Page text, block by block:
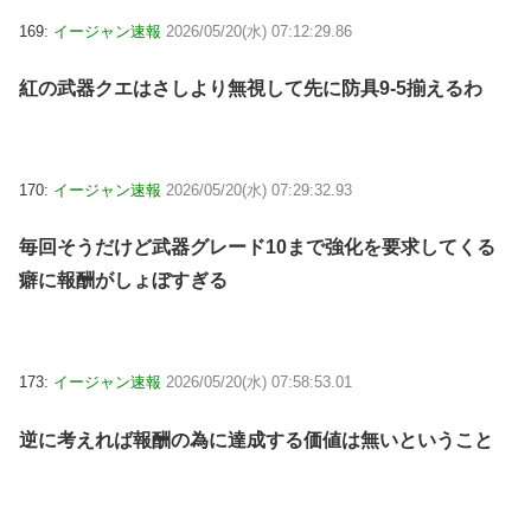
169: イージャン速報 2026/05/20(水) 07:12:29.86
紅の武器クエはさしより無視して先に防具9-5揃えるわ
170: イージャン速報 2026/05/20(水) 07:29:32.93
毎回そうだけど武器グレード10まで強化を要求してくる
癖に報酬がしょぼすぎる
173: イージャン速報 2026/05/20(水) 07:58:53.01
逆に考えれば報酬の為に達成する価値は無いということ